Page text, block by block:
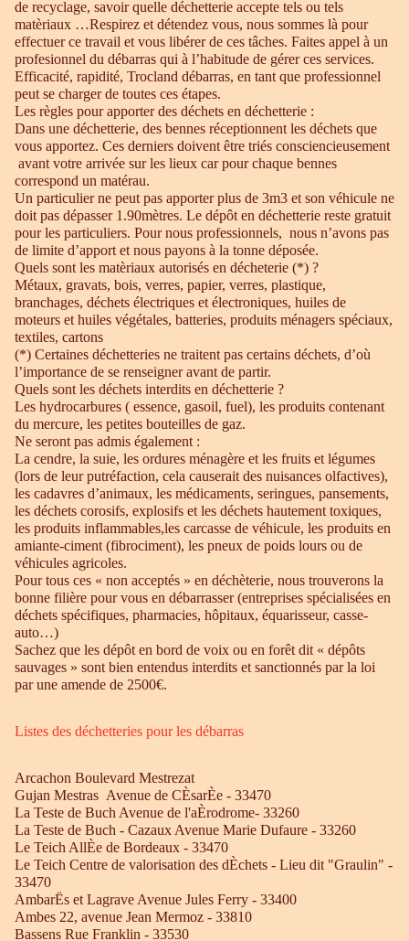
de recyclage, savoir quelle déchetterie accepte tels ou tels
matèriaux …Respirez et détendez vous, nous sommes là pour
effectuer ce travail et vous libérer de ces tâches. Faites appel à un
profesionnel du débarras qui à l’habitude de gérer ces services.
Efficacité, rapidité, Trocland débarras, en tant que professionnel
peut se charger de toutes ces étapes.
Les règles pour apporter des déchets en déchetterie :
Dans une déchetterie, des bennes réceptionnent les déchets que
vous apportez. Ces derniers doivent être triés consciencieusement
avant votre arrivée sur les lieux car pour chaque bennes
correspond un matérau.
Un particulier ne peut pas apporter plus de 3m3 et son véhicule ne
doit pas dépasser 1.90mètres. Le dépôt en déchetterie reste gratuit
pour les particuliers. Pour nous professionnels, nous n’avons pas
de limite d’apport et nous payons à la tonne déposée.
Quels sont les matèriaux autorisés en décheterie (*) ?
Métaux, gravats, bois, verres, papier, verres, plastique,
branchages, déchets électriques et électroniques, huiles de
moteurs et huiles végétales, batteries, produits ménagers spéciaux,
textiles, cartons
(*) Certaines déchetteries ne traitent pas certains déchets, d’où
l’importance de se renseigner avant de partir.
Quels sont les déchets interdits en déchetterie ?
Les hydrocarbures ( essence, gasoil, fuel), les produits contenant
du mercure, les petites bouteilles de gaz.
Ne seront pas admis également :
La cendre, la suie, les ordures ménagère et les fruits et légumes
(lors de leur putréfaction, cela causerait des nuisances olfactives),
les cadavres d’animaux, les médicaments, seringues, pansements,
les déchets corosifs, explosifs et les déchets hautement toxiques,
les produits inflammables,les carcasse de véhicule, les produits en
amiante-ciment (fibrociment), les pneux de poids lours ou de
véhicules agricoles.
Pour tous ces « non acceptés » en déchèterie, nous trouverons la
bonne filière pour vous en débarrasser (entreprises spécialisées en
déchets spécifiques, pharmacies, hôpitaux, équarisseur, casse-
auto…)
Sachez que les dépôt en bord de voix ou en forêt dit « dépôts
sauvages » sont bien entendus interdits et sanctionnés par la loi
par une amende de 2500€.
Listes des déchetteries pour les débarras
Arcachon Boulevard Mestrezat
Gujan Mestras Avenue de CÈsarÈe - 33470
La Teste de Buch Avenue de l'aÈrodrome- 33260
La Teste de Buch - Cazaux Avenue Marie Dufaure - 33260
Le Teich AllÈe de Bordeaux - 33470
Le Teich Centre de valorisation des dÈchets - Lieu dit "Graulin" -
33470
AmbarËs et Lagrave Avenue Jules Ferry - 33400
Ambes 22, avenue Jean Mermoz - 33810
Bassens Rue Franklin - 33530